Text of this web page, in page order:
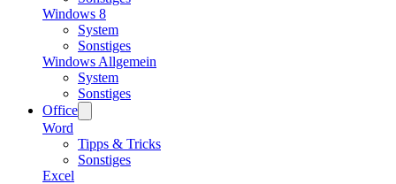
Windows 8
System
Sonstiges
Windows Allgemein
System
Sonstiges
Office
Word
Tipps & Tricks
Sonstiges
Excel